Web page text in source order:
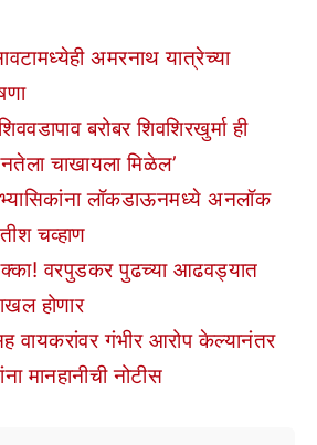
अमरनाथ यात्रेच्या
बरोबर शिवशिरखुर्मा ही
चाखायला मिळेल’
लॉकडाऊनमध्ये अनलॉक
चव्हाण
वरपुडकर पुढच्या आढवड्यात
होणार
वायकरांवर गंभीर आरोप केल्यानंतर
मानहानीची नोटीस